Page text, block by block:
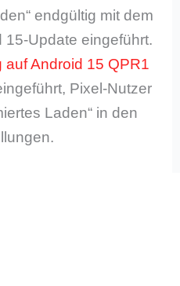
endgültig mit dem
Update eingeführt.
auf Android 15 QPR1
Pixel-Nutzer
Laden“ in den